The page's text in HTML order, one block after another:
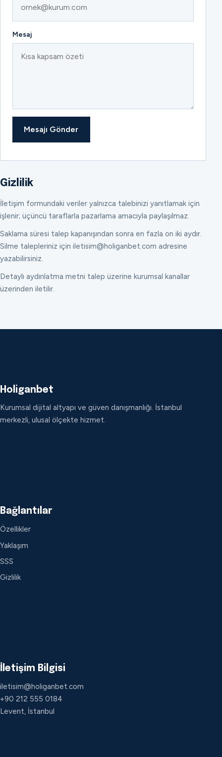
Mesaj
Mesajı Gönder
Gizlilik
İletişim formundaki veriler yalnızca talebinizi yanıtlamak için
işlenir; üçüncü taraflarla pazarlama amacıyla paylaşılmaz.
Saklama süresi talep kapanışından sonra en fazla on iki aydır.
Silme talepleriniz için iletisim@holiganbet.com adresine
yazabilirsiniz.
Detaylı aydınlatma metni talep üzerine kurumsal kanallar
üzerinden iletilir.
Holiganbet
Kurumsal dijital altyapı ve güven danışmanlığı. İstanbul
merkezli, ulusal ölçekte hizmet.
Bağlantılar
Özellikler
Yaklaşım
SSS
Gizlilik
İletişim Bilgisi
iletisim@holiganbet.com
+90 212 555 0184
Levent, İstanbul